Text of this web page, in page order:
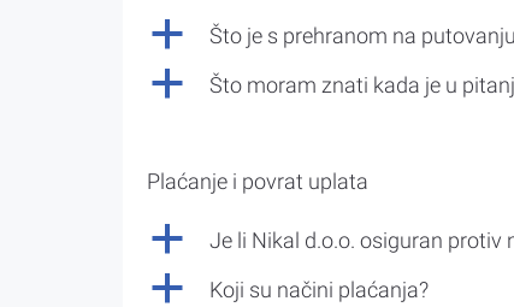
a Što je s prehranom na
a Što moram znati kada je u
Plaćanje i povrat uplata
a Je li Nikal d.o.o. osiguran protiv
a Koji su načini plaćanja?